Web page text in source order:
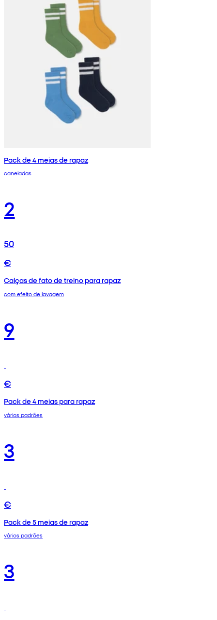
Pack de 4 meias de rapaz
caneladas
2
50
€
Calças de fato de treino para rapaz
com efeito de lavagem
9
€
Pack de 4 meias para rapaz
vários padrões
3
€
Pack de 5 meias de rapaz
vários padrões
3